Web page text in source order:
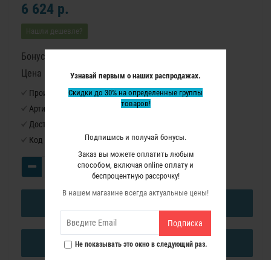
Узнавай первым о наших распродажах.
Скидки до 30% на определенные группы
товаров!
Подпишись и получай бонусы.
Заказ вы можете оплатить любым
способом, включая online оплату и
беспроцентную рассрочку!
В нашем магазине всегда актуальные цены!
Подписка
Не показывать это окно в следующий раз.
6 624 р.
Нашли дешевле?
Бонусные баллы: 83
Цена в бонусных баллах: 5510
Производитель: Virutex
Артикул:
Доступность:
Код товара: 1140037
КУПИТЬ В ОДИН КЛИК